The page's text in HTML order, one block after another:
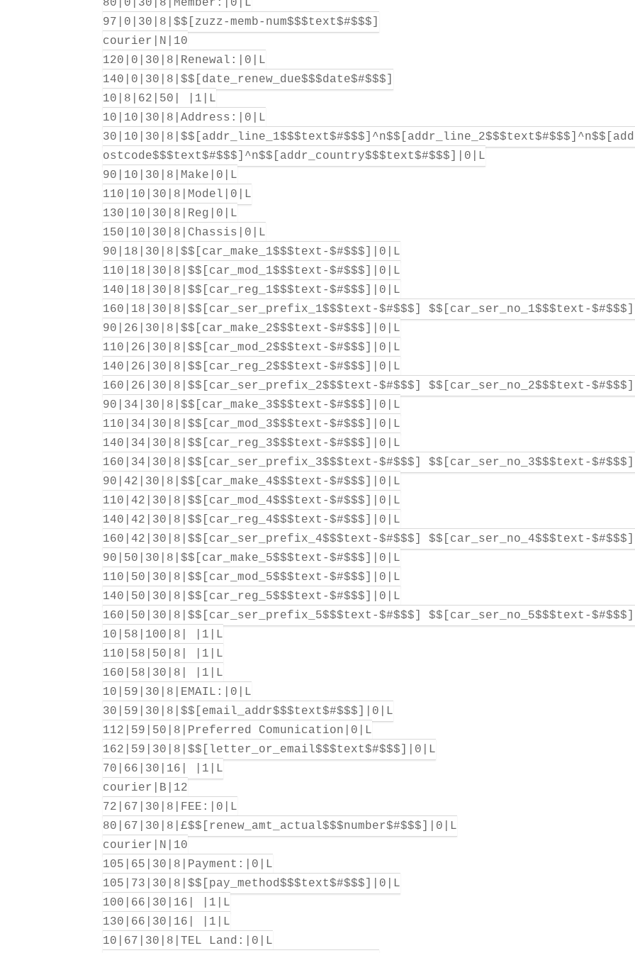
80|0|30|8|Member:|0|L
97|0|30|8|$$[zuzz-memb-num$$$text$#$$$]
courier|N|10
120|0|30|8|Renewal:|0|L
140|0|30|8|$$[date_renew_due$$$date$#$$$]
10|8|62|50| |1|L
10|10|30|8|Address:|0|L
ostcode$$$text$#$$$]^n$$[addr_country$$$text$#$$$]|0|L
90|10|30|8|Make|0|L
110|10|30|8|Model|0|L
130|10|30|8|Reg|0|L
150|10|30|8|Chassis|0|L
90|18|30|8|$$[car_make_1$$$text-$#$$$]|0|L
110|18|30|8|$$[car_mod_1$$$text-$#$$$]|0|L
140|18|30|8|$$[car_reg_1$$$text-$#$$$]|0|L
160|18|30|8|$$[car_ser_prefix_1$$$text-$#$$$] $$[car_ser_no_1$$$text-
90|26|30|8|$$[car_make_2$$$text-$#$$$]|0|L
110|26|30|8|$$[car_mod_2$$$text-$#$$$]|0|L
140|26|30|8|$$[car_reg_2$$$text-$#$$$]|0|L
160|26|30|8|$$[car_ser_prefix_2$$$text-$#$$$] $$[car_ser_no_2$$$text-
90|34|30|8|$$[car_make_3$$$text-$#$$$]|0|L
110|34|30|8|$$[car_mod_3$$$text-$#$$$]|0|L
140|34|30|8|$$[car_reg_3$$$text-$#$$$]|0|L
160|34|30|8|$$[car_ser_prefix_3$$$text-$#$$$] $$[car_ser_no_3$$$text-
90|42|30|8|$$[car_make_4$$$text-$#$$$]|0|L
110|42|30|8|$$[car_mod_4$$$text-$#$$$]|0|L
140|42|30|8|$$[car_reg_4$$$text-$#$$$]|0|L
160|42|30|8|$$[car_ser_prefix_4$$$text-$#$$$] $$[car_ser_no_4$$$text-
90|50|30|8|$$[car_make_5$$$text-$#$$$]|0|L
110|50|30|8|$$[car_mod_5$$$text-$#$$$]|0|L
140|50|30|8|$$[car_reg_5$$$text-$#$$$]|0|L
160|50|30|8|$$[car_ser_prefix_5$$$text-$#$$$] $$[car_ser_no_5$$$text-
10|58|100|8| |1|L
110|58|50|8| |1|L
160|58|30|8| |1|L
10|59|30|8|EMAIL:|0|L
30|59|30|8|$$[email_addr$$$text$#$$$]|0|L
112|59|50|8|Preferred Comunication|0|L
162|59|30|8|$$[letter_or_email$$$text$#$$$]|0|L
70|66|30|16| |1|L
courier|B|12
72|67|30|8|FEE:|0|L
80|67|30|8|£$$[renew_amt_actual$$$number$#$$$]|0|L
courier|N|10
105|65|30|8|Payment:|0|L
105|73|30|8|$$[pay_method$$$text$#$$$]|0|L
100|66|30|16| |1|L
130|66|30|16| |1|L
10|67|30|8|TEL Land:|0|L